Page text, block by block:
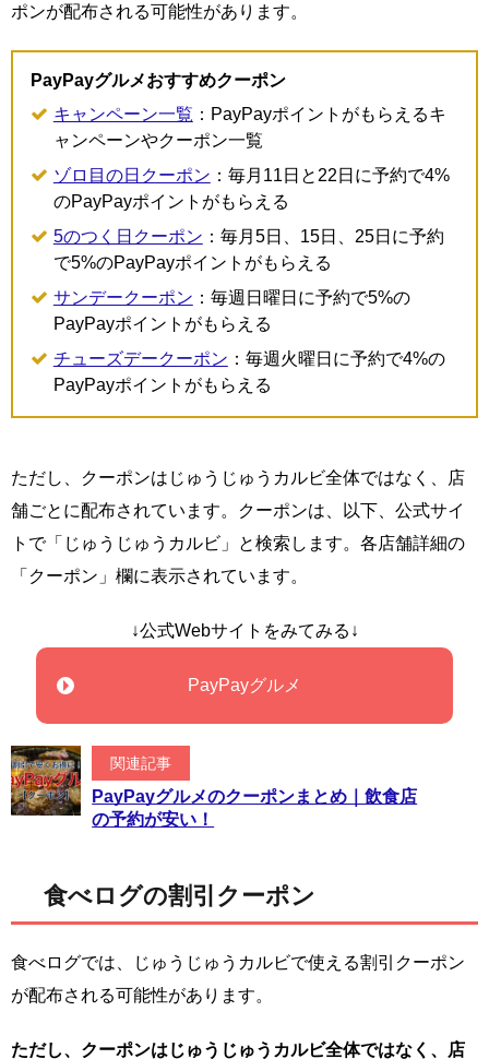
ポンが配布される可能性があります。
PayPayグルメおすすめクーポン
キャンペーン一覧 ：PayPayポイントがもらえるキ
ャンペーンやクーポン一覧
ゾロ目の日クーポン ：毎月11日と22日に予約で4%
のPayPayポイントがもらえる
5のつく日クーポン ：毎月5日、15日、25日に予約
で5%のPayPayポイントがもらえる
サンデークーポン ：毎週日曜日に予約で5%の
PayPayポイントがもらえる
チューズデークーポン ：毎週火曜日に予約で4%の
PayPayポイントがもらえる
ただし、クーポンはじゅうじゅうカルビ全体ではなく、店
舗ごとに配布されています。クーポンは、以下、公式サイ
トで「じゅうじゅうカルビ」と検索します。各店舗詳細の
「クーポン」欄に表示されています。
↓公式Webサイトをみてみる↓
PayPayグルメ
関連記事
PayPayグルメのクーポンまとめ｜飲食店
の予約が安い！
食べログの割引クーポン
食べログでは、じゅうじゅうカルビで使える割引クーポン
が配布される可能性があります。
ただし、クーポンはじゅうじゅうカルビ全体ではなく、店